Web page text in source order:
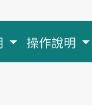
操作說明